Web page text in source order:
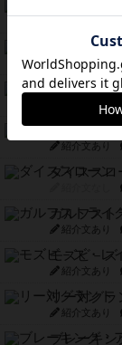
ドブル：
紹介文あり
ジャンヌ・
紹介文なし
ファースト
紹介文あり
ダイススロ
ガルフスト
紹介文あり
モズビ－ズ
紹介文あり
リー対グラ
紹介文あり
ブレーキン